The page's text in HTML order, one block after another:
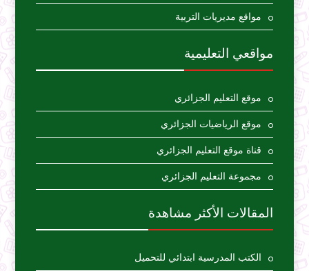
مواقع مديريات التربية
مواقعي التعليمية
موقع التعليم الجزائري
موقع الرياضيات الجزائري
قناة موقع التعليم الجزائري
مجموعة التعليم الجزائري
المقالات الأكثر مشاهدة
الكتب المدرسية ابتدائي للتحميل